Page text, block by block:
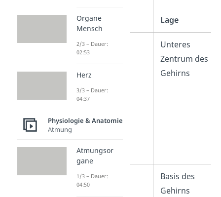
Hormondrüse Lage
Hypothalamus
Unteres
Zentrum des
Gehirns
Hypophyse
Basis des
Gehirns
Organe
Mensch
2/3 – Dauer:
02:53
Herz
3/3 – Dauer:
04:37
Physiologie & Anatomie
Atmung
Atmungsor
gane
1/3 – Dauer:
04:50